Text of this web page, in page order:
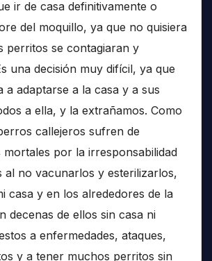
ir de casa definitivamente o
del moquillo, ya que no quisiera
perritos se contagiaran y
una decisión muy difícil, ya que
a adaptarse a la casa y a sus
a ella, y la extrañamos. Como
callejeros sufren de
mortales por la irresponsabilidad
al no vacunarlos y esterilizarlos,
casa y en los alrededores de la
decenas de ellos sin casa ni
a enfermedades, ataques,
y a tener muchos perritos sin